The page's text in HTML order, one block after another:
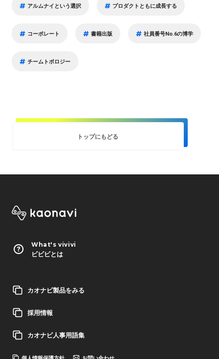
アルムナイという選択 プロダクトともに成長する
コーポレート 書籍出版 社員番号No.6の博学
チームトポロジー
トップにもどる
What's vivivi
ビビビとは
カオナビ製品をみる
採用情報
カオナビ人事用語集